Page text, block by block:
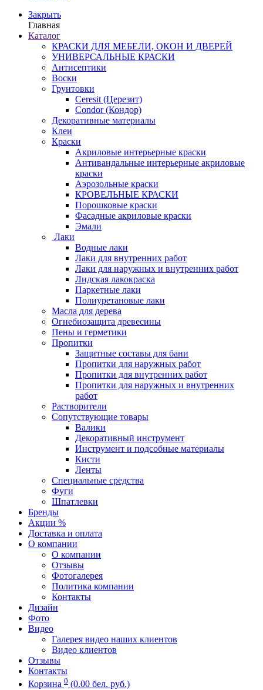
Закрыть
Главная
Каталог
КРАСКИ ДЛЯ МЕБЕЛИ, ОКОН И ДВЕРЕЙ
УНИВЕРСАЛЬНЫЕ КРАСКИ
Антисептики
Воски
Грунтовки
Ceresit (Церезит)
Condor (Кондор)
Декоративные материалы
Клеи
Краски
Акриловые интерьерные краски
Антивандальные интерьерные акриловые
краски
Аэрозольные краски
КРОВЕЛЬНЫЕ КРАСКИ
Порошковые краски
Фасадные акриловые краски
Эмали
Лаки
Водные лаки
Лаки для внутренних работ
Лаки для наружных и внутренних работ
Лидская лакокраска
Паркетные лаки
Полиуретановые лаки
Масла для дерева
Огнебиозащита древесины
Пены и герметики
Пропитки
Защитные составы для бани
Пропитки для наружных работ
Пропитки для внутренних работ
Пропитки для наружных и внутренних
работ
Растворители
Сопутствующие товары
Валики
Декоративный инструмент
Инструмент и подсобные материалы
Кисти
Ленты
Специальные средства
Фуги
Шпатлевки
Бренды
Акции %
Доставка и оплата
О компании
О компании
Отзывы
Фотогалерея
Политика компании
Контакты
Дизайн
Фото
Видео
Галерея видео наших клиентов
Видео клиентов
Отзывы
Контакты
Корзина 0 (0.00 бел. руб.)